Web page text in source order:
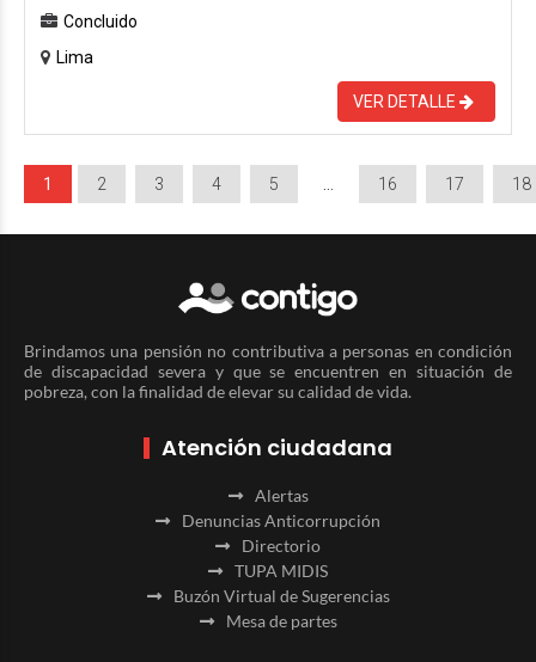
Concluido
Lima
VER DETALLE
1 2 3 4 5 16 17 18
Brindamos una pensión no contributiva a personas en condición
de discapacidad severa y que se encuentren en situación de
pobreza, con la finalidad de elevar su calidad de vida.
Atención ciudadana
Alertas
Denuncias Anticorrupción
Directorio
TUPA MIDIS
Buzón Virtual de Sugerencias
Mesa de partes